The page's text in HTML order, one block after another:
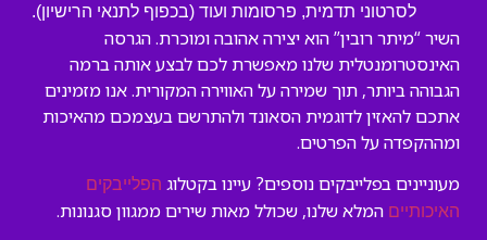
לסרטוני תדמית, פרסומות ועוד (בכפוף לתנאי הרישיון).
השיר “מיתר רובין” הוא יצירה אהובה ומוכרת. הגרסה
האינסטרומנטלית שלנו מאפשרת לכם לבצע אותה ברמה
הגבוהה ביותר, תוך שמירה על האווירה המקורית. אנו מזמינים
אתכם להאזין לדוגמית הסאונד ולהתרשם בעצמכם מהאיכות
ומההקפדה על הפרטים.
מעוניינים בפלייבקים נוספים? עיינו בקטלוג הפלייבקים
האיכותיים המלא שלנו, שכולל מאות שירים ממגוון סגנונות.